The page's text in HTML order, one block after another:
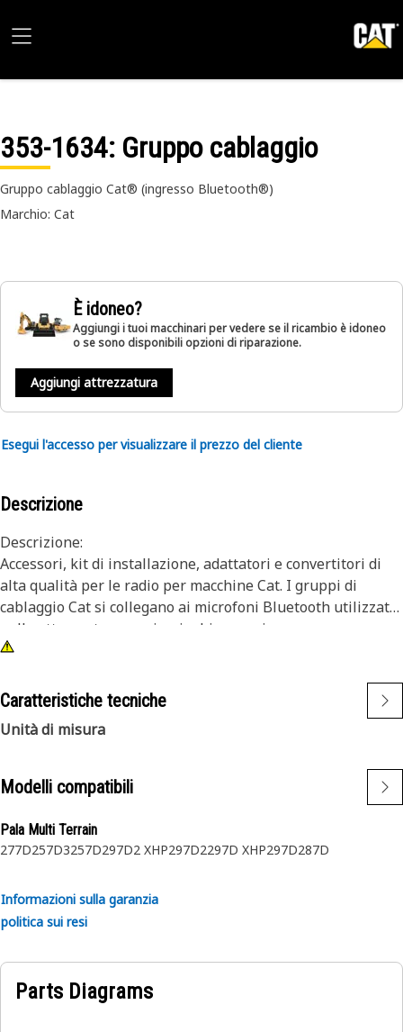
353-1634: Gruppo cablaggio
Gruppo cablaggio Cat® (ingresso Bluetooth®)
Marchio: Cat
È idoneo?
Aggiungi i tuoi macchinari per vedere se il ricambio è idoneo
o se sono disponibili opzioni di riparazione.
Aggiungi attrezzatura
Esegui l'accesso per visualizzare il prezzo del cliente
Descrizione
Descrizione:
Accessori, kit di installazione, adattatori e convertitori di
alta qualità per le radio per macchine Cat. I gruppi di
cablaggio Cat si collegano ai microfoni Bluetooth utilizzati
nelle attrezzature per impieghi gravosi.
• Connettore a 4 pin
I cablaggi Cat sono utilizzati nell'impianto elettrico di
attrezzature per impieghi gravosi. Per ulteriori
informazioni, consultare il manuale d'uso o contattare il
Dealer di zona.
Caratteristiche tecniche
Unità di misura
Modelli compatibili
Pala Multi Terrain
277D257D3257D297D2 XHP297D2297D XHP297D287D
Informazioni sulla garanzia
politica sui resi
Parts Diagrams